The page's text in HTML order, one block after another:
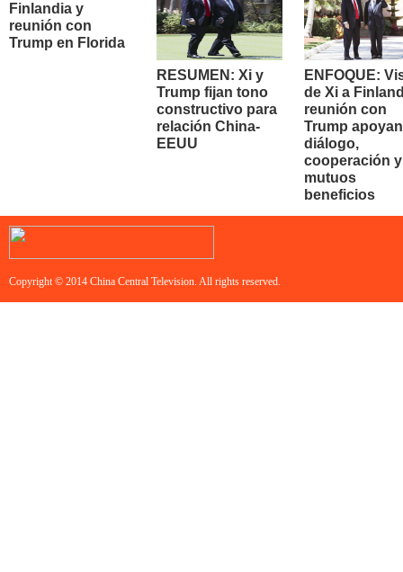
Finlandia y
reunión con
Trump en Florida
RESUMEN: Xi y
Trump fijan tono
constructivo para
relación China-
EEUU
ENFOQUE:
de Xi a
reunión con
Trump apoyan
diálogo,
cooperación y
mutuos
beneficios
Copyright © 2014 China Central Television. All rights reserved.